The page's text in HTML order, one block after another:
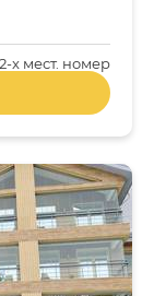
2-x мест. номер